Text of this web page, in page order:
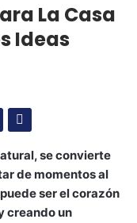
La Casa
Ideas
se convierte
de momentos al
ser el corazón
creando un